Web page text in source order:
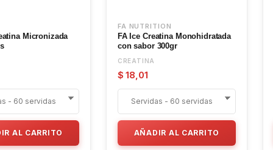
Micronizada
AL CARRITO
FA NUTRITION
FA Ice Creatina Monohidratada
con sabor 300gr
CREATINA
$ 18,01
AÑADIR AL CARRITO